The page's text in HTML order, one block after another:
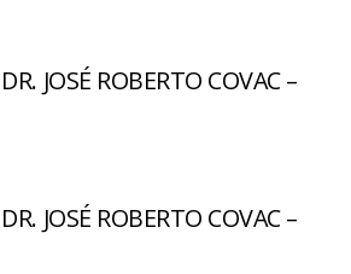
JOSÉ ROBERTO COVAC –
JOSÉ ROBERTO COVAC –